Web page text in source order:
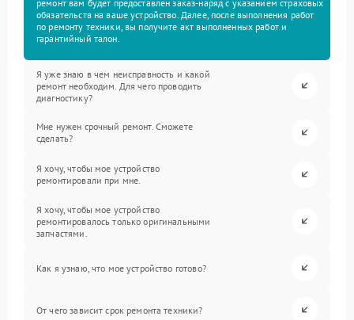
ремонт вам будет предоставлен заказ-наряд с указанием страховых
обязательств на ваше устройство. Далее, после выполнения работ
по ремонту техники, вы получите акт выполненных работ и
гарантийный талон.
Я уже знаю в чем неисправность и какой
ремонт необходим. Для чего проводить
диагностику?
Мне нужен срочный ремонт. Сможете
сделать?
Я хочу, чтобы мое устройство
ремонтировали при мне.
Я хочу, чтобы мое устройство
ремонтировалось только оригинальными
запчастями.
Как я узнаю, что мое устройство готово?
От чего зависит срок ремонта техники?